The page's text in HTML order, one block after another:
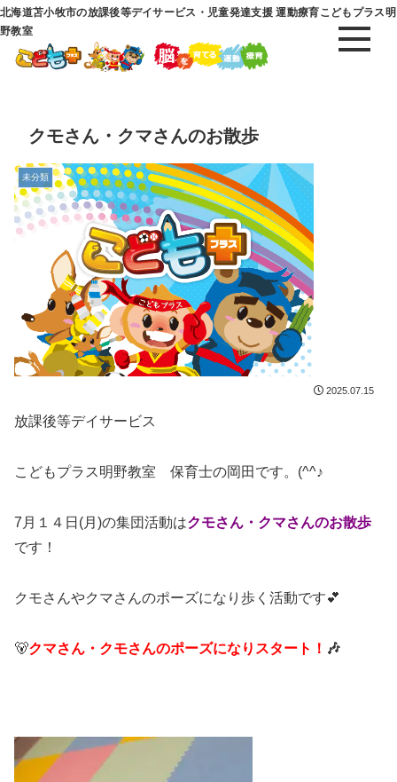
北海道苫小牧市の放課後等デイサービス・児童発達支援 運動療育こどもプラス明
野教室
クモさん・クマさんのお散歩
未分類
2025.07.15
放課後等デイサービス
こどもプラス明野教室 保育士の岡田です。(^^♪
7月１４日(月)の集団活動はクモさん・クマさんのお散歩
です！
クモさんやクマさんのポーズになり歩く活動です💕
🐻クマさん・クモさんのポーズになりスタート！ 🎶